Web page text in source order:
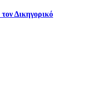
Δικηγορικό